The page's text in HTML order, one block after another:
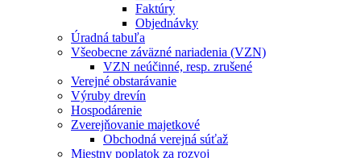
Faktúry
Objednávky
Úradná tabuľa
Všeobecne záväzné nariadenia (VZN)
VZN neúčinné, resp. zrušené
Verejné obstarávanie
Výruby drevín
Hospodárenie
Zverejňovanie majetkové
Obchodná verejná súťaž
Miestny poplatok za rozvoj